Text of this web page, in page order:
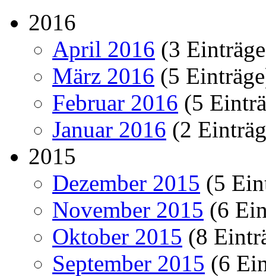
2016
April 2016 (3
März 2016 (5
Februar 2016 (5
Januar 2016 (2
2015
Dezember 2015 (5
November 2015 (6
Oktober 2015 (8
September 2015 (6